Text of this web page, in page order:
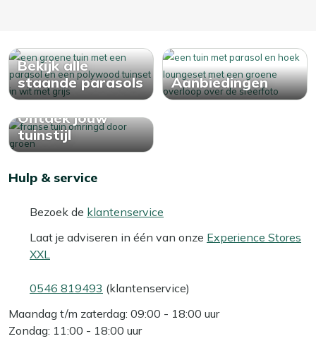
Bekijk alle
staande parasols
Aanbiedingen
Ontdek jouw
tuinstijl
Hulp & service
Bezoek de klantenservice
Laat je adviseren in één van onze Experience Stores
XXL
0546 819493 (klantenservice)
Maandag t/m zaterdag: 09:00 - 18:00 uur
Zondag: 11:00 - 18:00 uur